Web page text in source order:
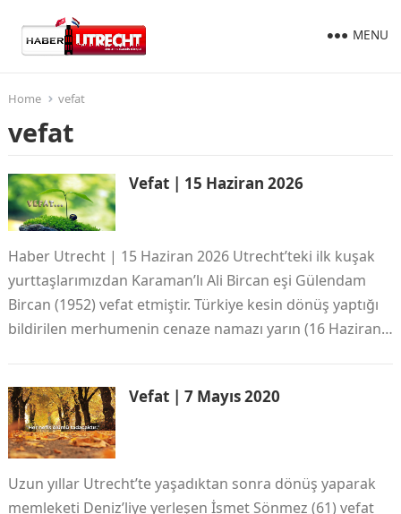
MENU
Home vefat
vefat
Vefat | 15 Haziran 2026
Haber Utrecht | 15 Haziran 2026 Utrecht’teki ilk kuşak
yurttaşlarımızdan Karaman’lı Ali Bircan eşi Gülendam
Bircan (1952) vefat etmiştir. Türkiye kesin dönüş yaptığı
bildirilen merhumenin cenaze namazı yarın (16 Haziran…
Vefat | 7 Mayıs 2020
Uzun yıllar Utrecht’te yaşadıktan sonra dönüş yaparak
memleketi Deniz’liye yerleşen İsmet Sönmez (61) vefat